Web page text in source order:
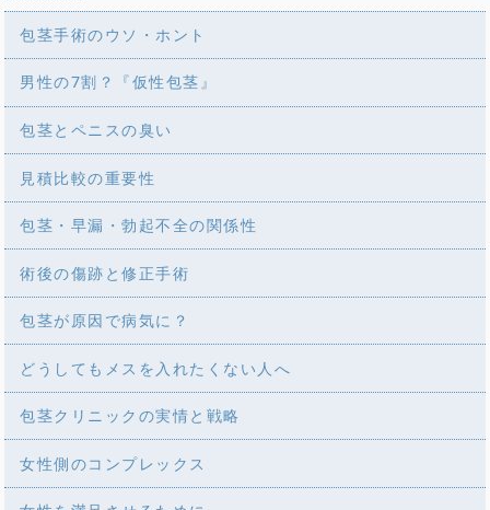
包茎手術のウソ・ホント
男性の7割？『仮性包茎』
包茎とペニスの臭い
見積比較の重要性
包茎・早漏・勃起不全の関係性
術後の傷跡と修正手術
包茎が原因で病気に？
どうしてもメスを入れたくない人へ
包茎クリニックの実情と戦略
女性側のコンプレックス